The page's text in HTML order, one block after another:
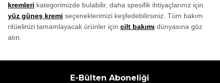
kremleri kategorimizde bulabilir, daha spesifik ihtiyaçlarınız için
yüz güneş kremi seçeneklerimizi keşfedebilirsiniz. Tüm bakım
ritüelinizi tamamlayacak ürünler için cilt bakımı dünyasına göz
atın.
E-Bülten Aboneliği